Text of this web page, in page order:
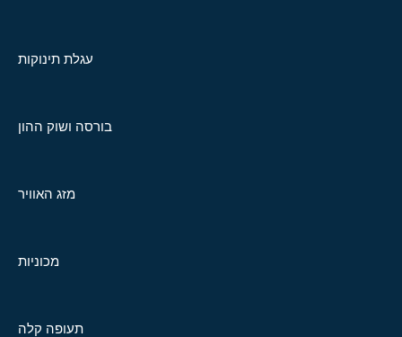
עגלת תינוקות
בורסה ושוק ההון
מזג האוויר
מכוניות
תעופה קלה